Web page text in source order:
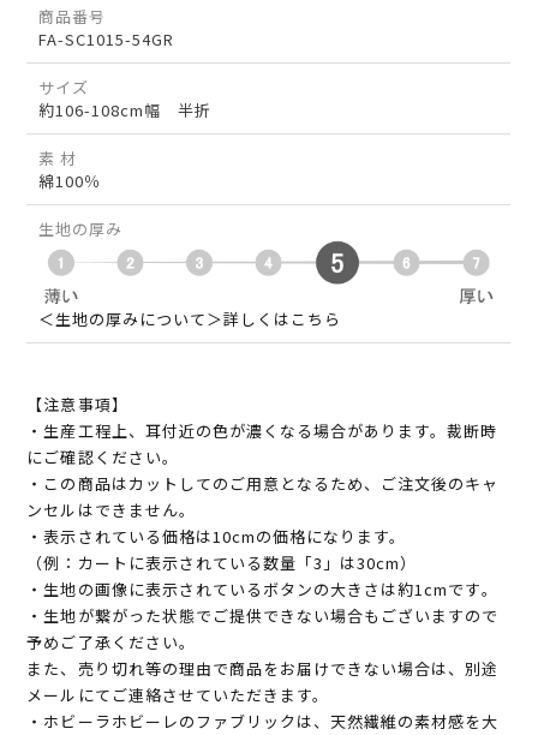
商品番号
FA-SC1015-54GR
サイズ
約106-108cm幅 半折
素 材
綿100％
生地の厚み
＜生地の厚みについて＞詳しくはこちら
【注意事項】
・生産工程上、耳付近の色が濃くなる場合があります。裁断時
にご確認ください。
・この商品はカットしてのご用意となるため、ご注文後のキャ
ンセルはできません。
・表示されている価格は10cmの価格になります。
（例：カートに表示されている数量「3」は30cm）
・生地の画像に表示されているボタンの大きさは約1cmです。
・生地が繋がった状態でご提供できない場合もございますので
予めご了承ください。
また、売り切れ等の理由で商品をお届けできない場合は、別途
メールにてご連絡させていただきます。
・ホビーラホビーレのファブリックは、天然繊維の素材感を大